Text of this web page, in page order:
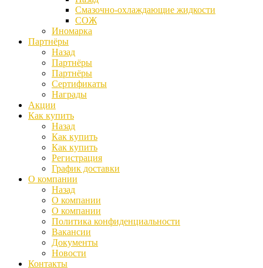
Смазочно-охлаждающие жидкости
СОЖ
Иномарка
Партнёры
Назад
Партнёры
Партнёры
Сертификаты
Награды
Акции
Как купить
Назад
Как купить
Как купить
Регистрация
График доставки
О компании
Назад
О компании
О компании
Политика конфиденциальности
Вакансии
Документы
Новости
Контакты